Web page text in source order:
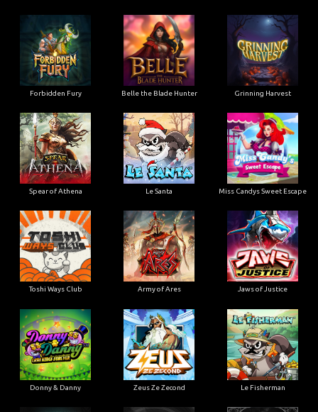
Forbidden Fury Belle the Blade Hunter Grinning Harvest
Spear of Athena Le Santa Miss Candys Sweet Escape
Toshi Ways Club Army of Ares Jaws of Justice
Donny & Danny Zeus Ze Zecond Le Fisherman